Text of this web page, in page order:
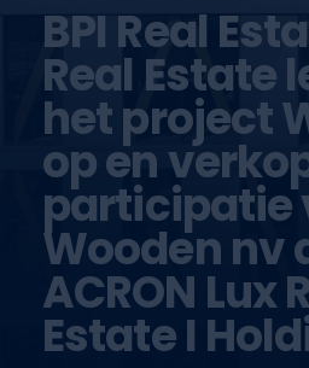
BPI Real
Real Estate
het project
op en
participatie
Wooden nv
ACRON Lux
Estate I